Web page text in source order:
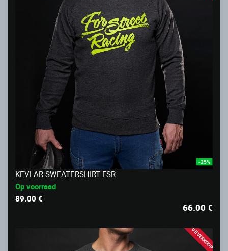
-25%
KEVLAR SWEATERSHIRT FSR
Op voorraad
89.00 €
66.00€
UITVERKOOP